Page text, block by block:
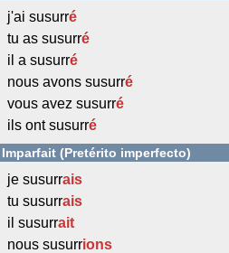
j'ai susurré
tu as susurré
il a susurré
nous avons susurré
vous avez susurré
ils ont susurré
Imparfait (Pretérito imperfecto)
je susurrais
tu susurrais
il susurrait
nous susurrions